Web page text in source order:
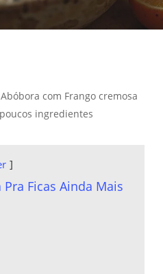
com Frango cremosa
ingredientes
Pra Ficas Ainda Mais